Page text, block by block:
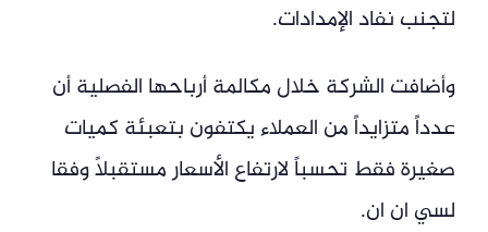
لتجنب نفاد الإمدادات.
وأضافت الشركة خلال مكالمة أرباحها الفصلية أن
عدداً متزايداً من العملاء يكتفون بتعبئة كميات
صغيرة فقط تحسباً لارتفاع الأسعار مستقبلاً وفقا
لسي ان ان.